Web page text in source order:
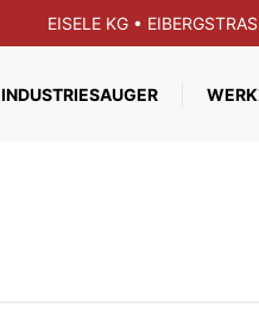
EISELE KG •
INDUSTRIESAUGER